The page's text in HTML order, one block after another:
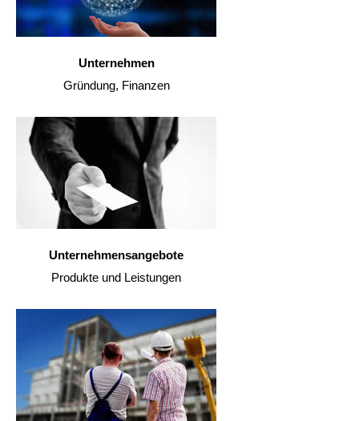
Unternehmen
Gründung, Finanzen
Unternehmensangebote
Produkte und Leistungen